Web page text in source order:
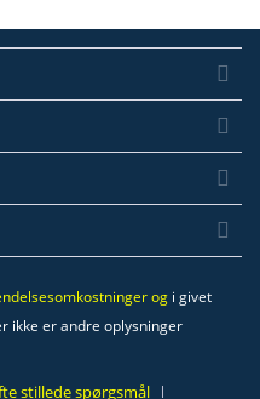
og i givet
ikke er andre oplysninger
stillede spørgsmål